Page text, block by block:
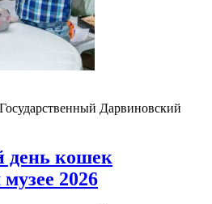
Государственный Дарвиновский
день кошек
2026